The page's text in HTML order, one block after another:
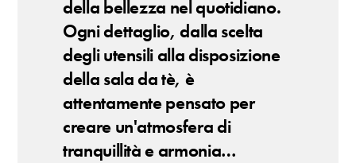
della bellezza nel quotidiano.
Ogni dettaglio, dalla scelta
degli utensili alla disposizione
della sala da tè, è
attentamente pensato per
creare un'atmosfera di
tranquillità e armonia…